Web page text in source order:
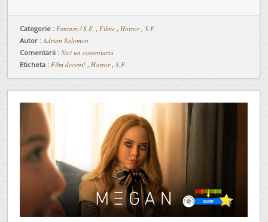
Categorie : Fantasy / S.F. , Filme , Horror, S.F.
Autor : Adrian Solomon
Comentarii : Nici un comentariu
Eticheta : Film decent! , Horror, S.F.